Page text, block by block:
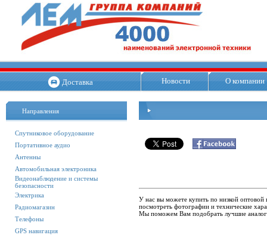
Доставка Новости О компании
Направления
Спутниковое оборудование
Портативное аудио
Антенны
Автомобильная электроника
Видеонаблюдение и системы
безопасности
Электрика
Радиомагазин
Телефоны
GPS навигация
У нас вы можете купить по низкой
посмотреть фотографии и технические
Мы поможем Вам подобрать лучшие